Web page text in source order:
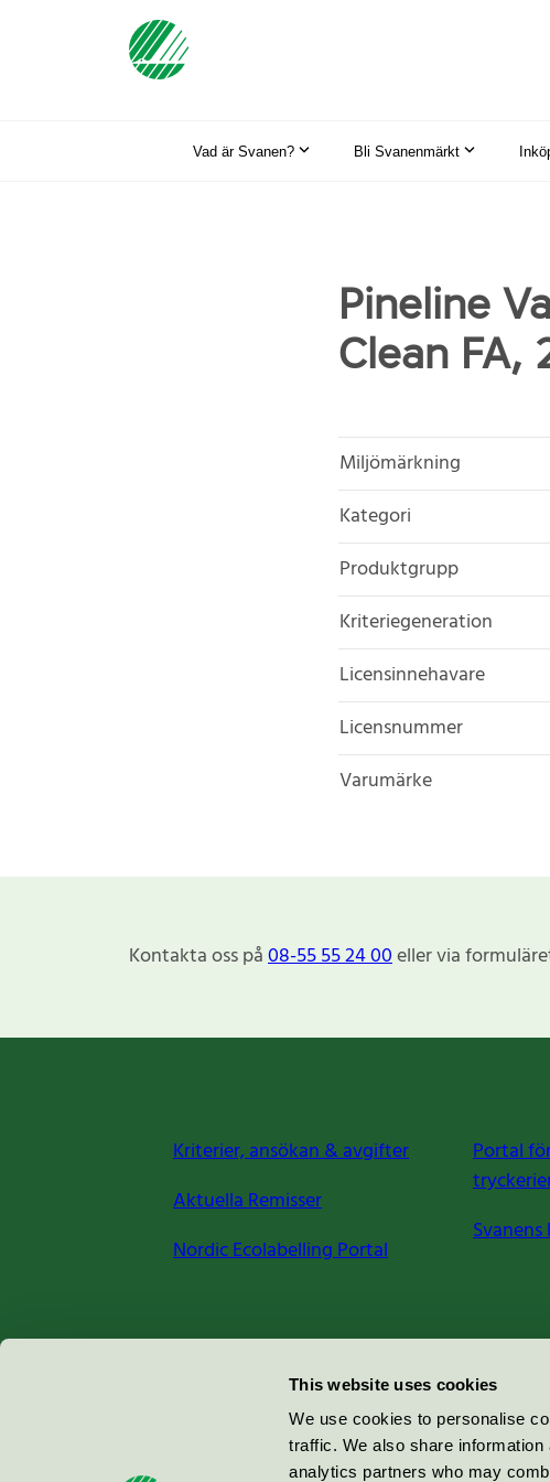
This website uses cookies
We use cookies to personalise
traffic. We also share
analytics partners who may
Vad är Svanen? Bli Svanenmärkt
Pineline
Clean FA,
Miljömärkning
Kategori
Produktgrupp
Kriteriegeneration
Licensinnehavare
Licensnummer
Varumärke
Kontakta oss på08-55 55 24 00eller via
Kriterier, ansökan & avgifter
Aktuella Remisser
Nordic Ecolabelling Portal
Portal
Miljömärkning Sverige AB
100 64